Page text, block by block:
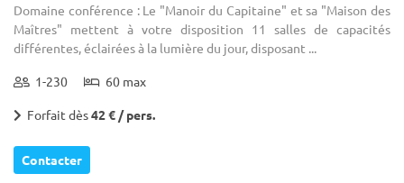
Domaine conférence : Le "Manoir du Capitaine" et sa "Maison des
Maîtres" mettent à votre disposition 11 salles de capacités
différentes, éclairées à la lumière du jour, disposant ...
1-230 60 max
Forfait dès42 € / pers.
Contacter